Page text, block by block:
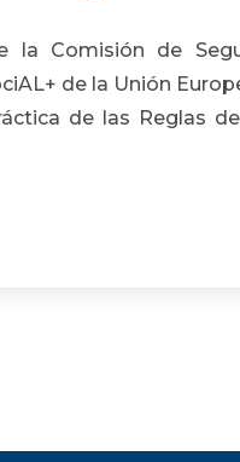
la Comisión de
de la Unión
de las Reglas